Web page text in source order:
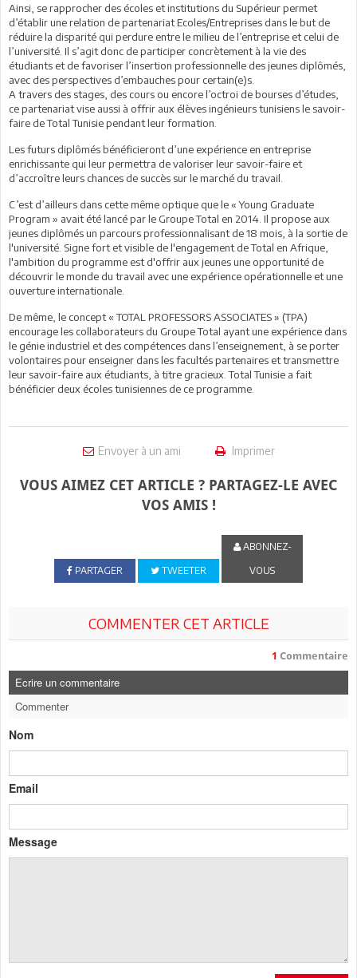
Ainsi, se rapprocher des écoles et institutions du Supérieur permet
d’établir une relation de partenariat Ecoles/Entreprises dans le but de
réduire la disparité qui perdure entre le milieu de l’entreprise et celui de
l’université. Il s’agit donc de participer concrètement à la vie des
étudiants et de favoriser l’insertion professionnelle des jeunes diplômés,
avec des perspectives d’embauches pour certain(e)s.
A travers des stages, des cours ou encore l’octroi de bourses d’études,
ce partenariat vise aussi à offrir aux élèves ingénieurs tunisiens le savoir-
faire de Total Tunisie pendant leur formation.
Les futurs diplômés bénéficieront d’une expérience en entreprise
enrichissante qui leur permettra de valoriser leur savoir-faire et
d’accroître leurs chances de succès sur le marché du travail.
C’est d’ailleurs dans cette même optique que le « Young Graduate
Program » avait été lancé par le Groupe Total en 2014. Il propose aux
jeunes diplômés un parcours professionnalisant de 18 mois, à la sortie de
l'université. Signe fort et visible de l'engagement de Total en Afrique,
l'ambition du programme est d'offrir aux jeunes une opportunité de
découvrir le monde du travail avec une expérience opérationnelle et une
ouverture internationale.
De même, le concept « TOTAL PROFESSORS ASSOCIATES » (TPA)
encourage les collaborateurs du Groupe Total ayant une expérience dans
le génie industriel et des compétences dans l’enseignement, à se porter
volontaires pour enseigner dans les facultés partenaires et transmettre
leur savoir-faire aux étudiants, à titre gracieux. Total Tunisie a fait
bénéficier deux écoles tunisiennes de ce programme.
Envoyer à un ami Imprimer
VOUS AIMEZ CET ARTICLE ? PARTAGEZ-LE AVEC
VOS AMIS !
PARTAGER TWEETER
ABONNEZ-
VOUS
COMMENTER CET ARTICLE
1 Commentaire
Ecrire un commentaire
Commenter
Nom
Email
Message